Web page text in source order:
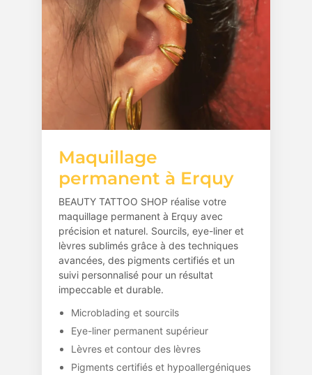
Maquillage
permanent à Erquy
BEAUTY TATTOO SHOP réalise votre
maquillage permanent à Erquy avec
précision et naturel. Sourcils, eye-liner et
lèvres sublimés grâce à des techniques
avancées, des pigments certifiés et un
suivi personnalisé pour un résultat
impeccable et durable.
Microblading et sourcils
Eye-liner permanent supérieur
Lèvres et contour des lèvres
Pigments certifiés et hypoallergéniques